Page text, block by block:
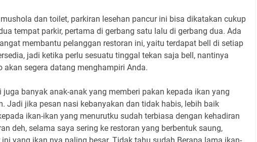
dan toilet, parkiran lesehan pancur ini bisa dikatakan cukup
tempat parkir, pertama di gerbang satu lalu di gerbang dua. Ada
membantu pelanggan restoran ini, yaitu terdapat bell di setiap
jadi ketika perlu sesuatu tinggal tekan saja bell, nantinya
akan segera datang menghampiri Anda.
juga banyak anak-anak yang memberi pakan kepada ikan yang
Jadi jika pesan nasi kebanyakan dan tidak habis, lebih baik
ikan-ikan yang menurutku sudah terbiasa dengan kehadiran
deh, selama saya sering ke restoran yang berbentuk saung,
ini yang ikan nya paling besar. Tidak tahu sudah Berapa lama ikan-